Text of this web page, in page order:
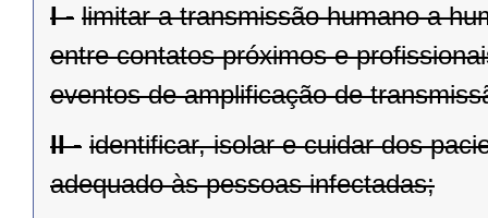
I - limitar a transmissão humano a
entre contatos próximos e
eventos de amplificação de
II - identificar, isolar e cuidar dos
adequado às pessoas infectadas;